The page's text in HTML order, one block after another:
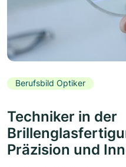
Berufsbild Optiker
Techniker in der
Präzision und